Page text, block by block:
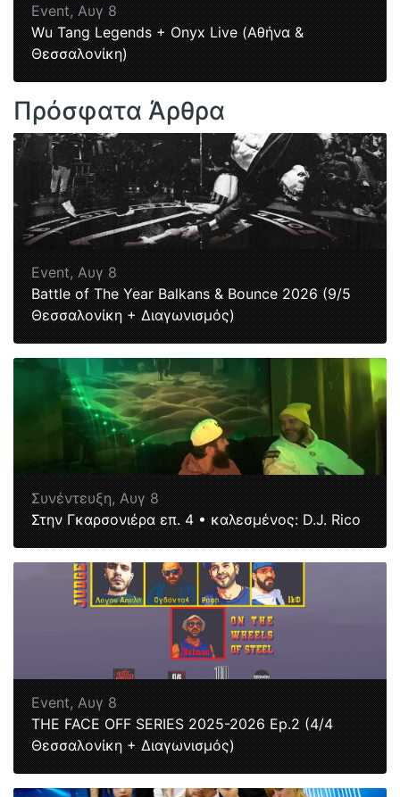
Event,Αυγ 8
Wu Tang Legends + Onyx Live (Αθήνα &
Θεσσαλονίκη)
Πρόσφατα Άρθρα
Event,Αυγ 8
Battle of The Year Balkans & Bounce 2026 (9/5
Θεσσαλονίκη + Διαγωνισμός)
Συνέντευξη,Αυγ 8
Στην Γκαρσονιέρα επ. 4 • καλεσμένος: D.J. Rico
Event,Αυγ 8
ΤΗΕ FACE OFF SERIES 2025-2026 Ep.2 (4/4
Θεσσαλονίκη + Διαγωνισμός)